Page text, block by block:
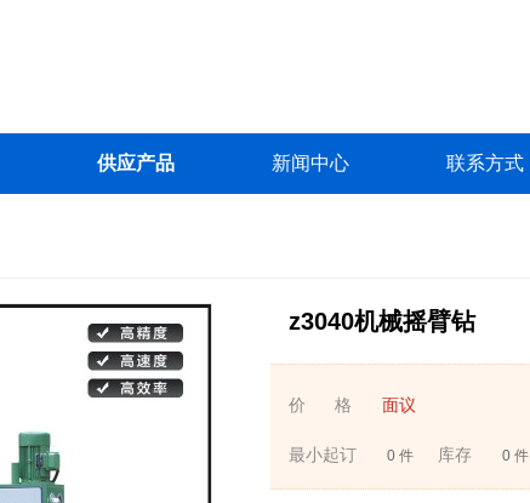
供应产品 新闻中心 联系方式
z3040机械摇臂钻
价 格 面议
最小起订 0 件 库存 0 件